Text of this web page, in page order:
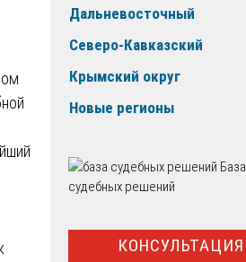
Дальневосточный
Северо-Кавказский
Крымский округ
Новые регионы
База
судебных решений
КОНСУЛЬТАЦИЯ